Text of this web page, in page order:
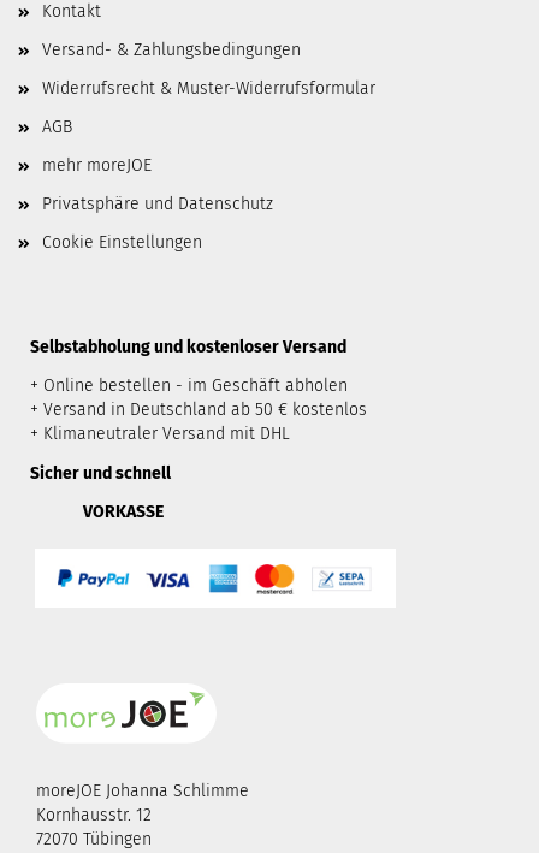
Kontakt
Versand- & Zahlungsbedingungen
Widerrufsrecht & Muster-Widerrufsformular
AGB
mehr moreJOE
Privatsphäre und Datenschutz
Cookie Einstellungen
​Selbstabholung und kostenloser Versand
+ Online bestellen - im Geschäft abholen
+ Versand in Deutschland ab 50 € kostenlos
+ Klimaneutraler Versand mit DHL
Sicher und schnell
VORKASSE
moreJOE Johanna Schlimme
Kornhausstr. 12
72070 Tübingen